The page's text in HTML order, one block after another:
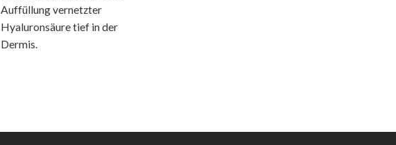
Auffüllung vernetzter
Hyaluronsäure tief in der
Dermis.